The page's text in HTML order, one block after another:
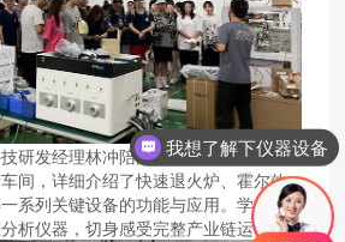
研发经理林冲陪同师生团队参观了企
间，详细介绍了快速退火炉、霍尔效
系列关键设备的功能与应用。学生们
析仪器，切身感受完整产业链运作。
我想了解下仪器设备